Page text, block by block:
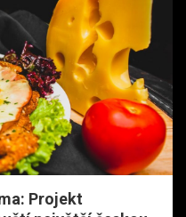
Projekt